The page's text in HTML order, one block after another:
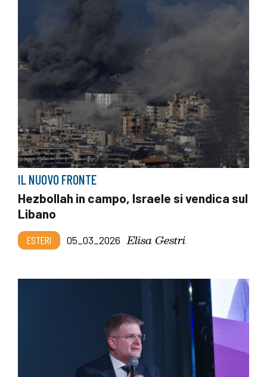
IL NUOVO FRONTE
Hezbollah in campo, Israele si vendica sul
Libano
ESTERI 05_03_2026 Elisa Gestri